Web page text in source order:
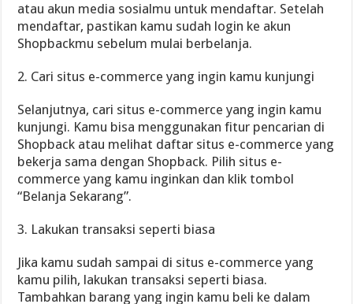
atau akun media sosialmu untuk mendaftar. Setelah
mendaftar, pastikan kamu sudah login ke akun
Shopbackmu sebelum mulai berbelanja.
2. Cari situs e-commerce yang ingin kamu kunjungi
Selanjutnya, cari situs e-commerce yang ingin kamu
kunjungi. Kamu bisa menggunakan fitur pencarian di
Shopback atau melihat daftar situs e-commerce yang
bekerja sama dengan Shopback. Pilih situs e-
commerce yang kamu inginkan dan klik tombol
“Belanja Sekarang”.
3. Lakukan transaksi seperti biasa
Jika kamu sudah sampai di situs e-commerce yang
kamu pilih, lakukan transaksi seperti biasa.
Tambahkan barang yang ingin kamu beli ke dalam